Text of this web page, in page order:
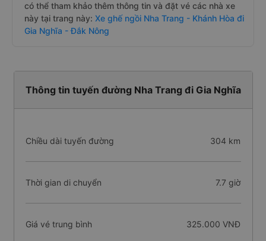
có thể tham khảo thêm thông tin và đặt vé các nhà xe
này tại trang này: Xe ghế ngồi Nha Trang - Khánh Hòa đi
Gia Nghĩa - Đắk Nông
Thông tin tuyến đường Nha Trang đi Gia Nghĩa
Chiều dài tuyến đường 304 km
Thời gian di chuyển 7.7 giờ
Giá vé trung bình 325.000 VNĐ